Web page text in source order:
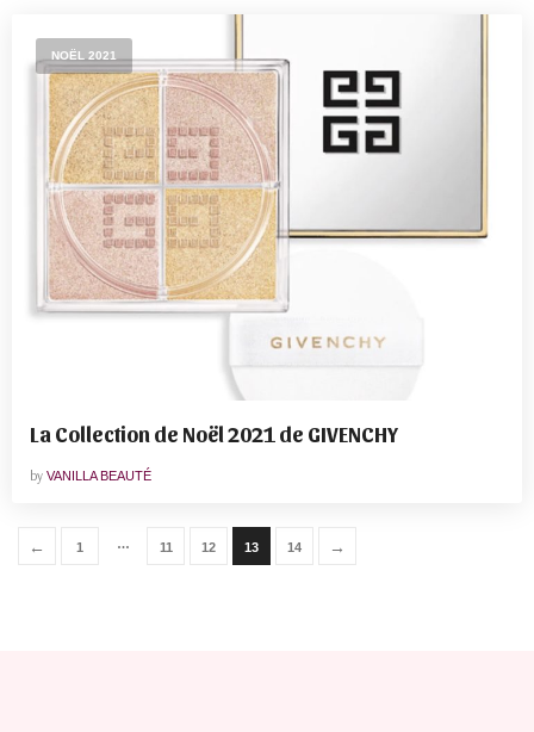
NOËL 2021
La Collection de Noël 2021 de GIVENCHY
by VANILLA BEAUTÉ
← 1 … 11 12 13 14 →